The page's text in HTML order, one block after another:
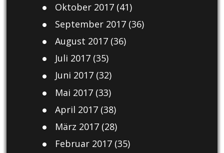
Oktober 2017(41)
September 2017(36)
August 2017(36)
Juli 2017(35)
Juni 2017(32)
Mai 2017(33)
April 2017(38)
März 2017(28)
Februar 2017(35)